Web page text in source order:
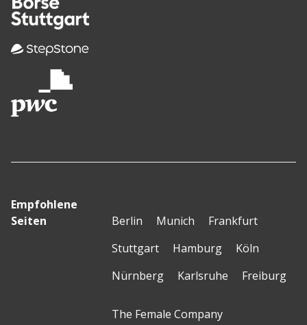
Empfohlene
Seiten
Berlin Munich
Frankfurt
Stuttgart
Hamburg
Köln
Nürnberg
Karlsruhe Freiburg
The Female Company